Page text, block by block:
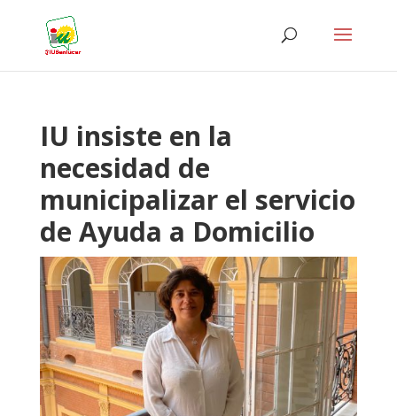
IU insiste en la
necesidad de
municipalizar el servicio
de Ayuda a Domicilio